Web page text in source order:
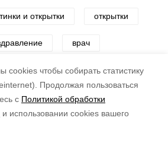
cookies чтобы собирать статистику
Продолжая пользоваться
с Политикой обработки
и использовании cookies вашего
и открытки открытки
врач